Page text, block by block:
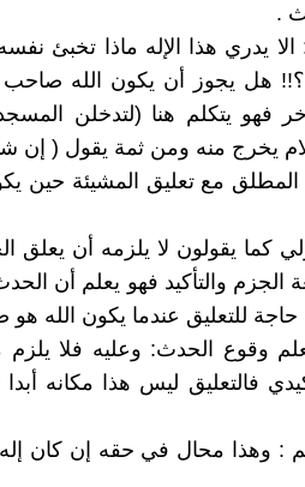
.
الا يدري هذا الإله ماذا تخبئ
هل يجوز أن يكون الله صاحب
يتكلم هنا (لتدخلن المسجد
يخرج منه ومن ثمة يقول ( إن
مع تعليق المشيئة حين
كما يقولون لا يلزمه أن يعلق
الجزم والتأكيد فهو يعلم أن
للتعليق عندما يكون الله هو
وقوع الحدث: وعليه فلا يلزم
فالتعليق ليس هذا مكانه
: وهذا محال في حقه إن كان